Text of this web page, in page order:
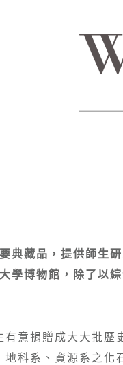
典藏品，提供師生
學博物館，除了以
有意捐贈成大大批
地科系、資源系之